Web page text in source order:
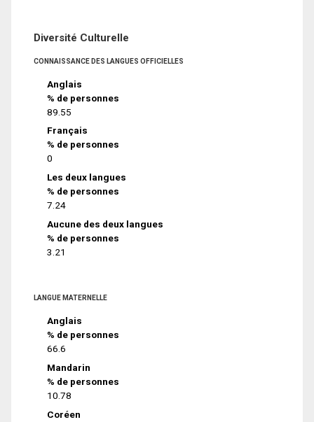
Diversité Culturelle
CONNAISSANCE DES LANGUES OFFICIELLES
Anglais
% de personnes
89.55
Français
% de personnes
0
Les deux langues
% de personnes
7.24
Aucune des deux langues
% de personnes
3.21
LANGUE MATERNELLE
Anglais
% de personnes
66.6
Mandarin
% de personnes
10.78
Coréen